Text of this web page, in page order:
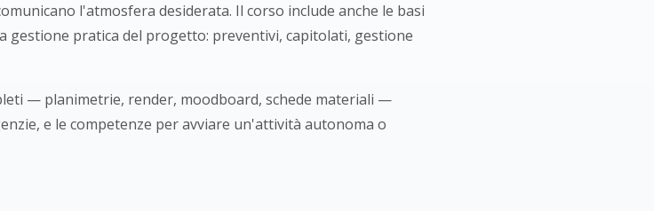
l'atmosfera desiderata. Il corso include anche le basi
gestione pratica del progetto: preventivi, capitolati, gestione
— planimetrie, render, moodboard, schede materiali —
e le competenze per avviare un'attività autonoma o